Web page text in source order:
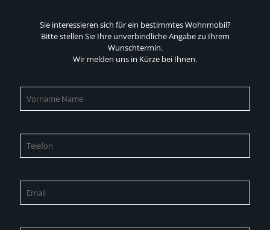
Sie interessieren sich für ein bestimmtes Wohnmobil?
Bitte stellen Sie Ihre unverbindliche Angabe zu Ihrem
Wunschtermin.
Wir melden uns in Kürze bei Ihnen.